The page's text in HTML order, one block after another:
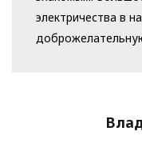
электричества в